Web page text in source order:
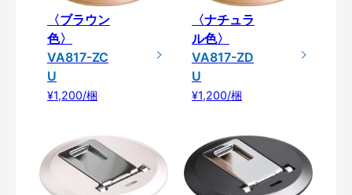
〈ブラウン
色〉
VA817-ZC
U
¥1,200/梱
〈ナチュラ
ル色〉
VA817-ZD
U
¥1,200/梱